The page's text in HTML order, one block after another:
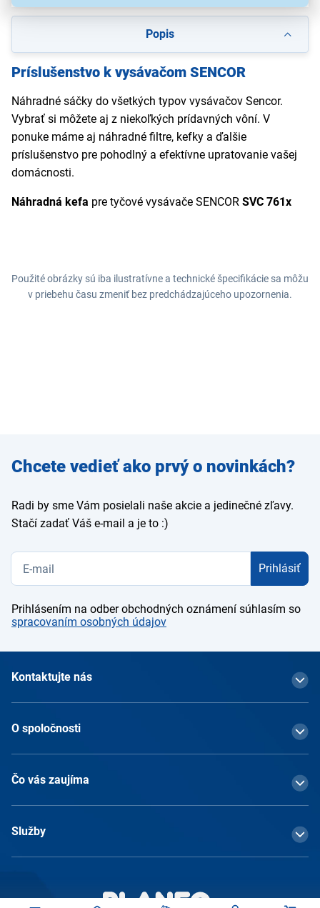
Popis
Príslušenstvo k vysávačom SENCOR
Náhradné sáčky do všetkých typov vysávačov Sencor.
Vybrať si môžete aj z niekoľkých prídavných vôní. V
ponuke máme aj náhradné filtre, kefky a ďalšie
príslušenstvo pre pohodlný a efektívne upratovanie vašej
domácnosti.
Náhradná kefa pre tyčové vysávače SENCOR SVC 761x
Použité obrázky sú iba ilustratívne a technické špecifikácie sa môžu
v priebehu času zmeniť bez predchádzajúceho upozornenia.
Zadajte
e-mail
Chcete vedieť ako prvý o novinkách?
Radi by sme Vám posielali naše akcie a jedinečné zľavy.
Stačí zadať Váš e-mail a je to :)
Prihlásiť
Prihlásením na odber obchodných oznámení súhlasím so
spracovaním osobných údajov
Kontaktujte nás
O spoločnosti
Čo vás zaujíma
Služby